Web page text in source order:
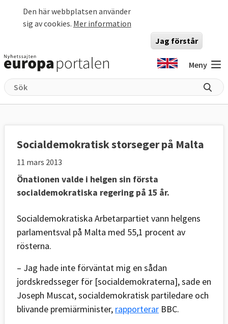
Den här webbplatsen använder
sig av cookies. Mer information
Jag förstår
Meny
Socialdemokratisk storseger på Malta
11 mars 2013
Önationen valde i helgen sin första
socialdemokratiska regering på 15 år.
Socialdemokratiska Arbetarpartiet vann helgens
parlamentsval på Malta med 55,1 procent av
rösterna.
– Jag hade inte förväntat mig en sådan
jordskredsseger för [socialdemokraterna], sade en
Joseph Muscat, socialdemokratisk partiledare och
blivande premiärminister, rapporterar BBC.